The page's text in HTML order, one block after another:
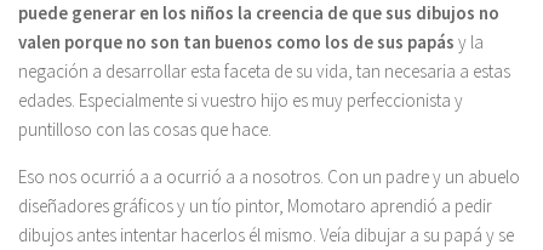
puede generar en los niños la creencia de que sus dibujos no
valen porque no son tan buenos como los de sus papás y la
negación a desarrollar esta faceta de su vida, tan necesaria a estas
edades. Especialmente si vuestro hijo es muy perfeccionista y
puntilloso con las cosas que hace.
Eso nos ocurrió a a ocurrió a a nosotros. Con un padre y un abuelo
diseñadores gráficos y un tío pintor, Momotaro aprendió a pedir
dibujos antes intentar hacerlos él mismo. Veía dibujar a su papá y se